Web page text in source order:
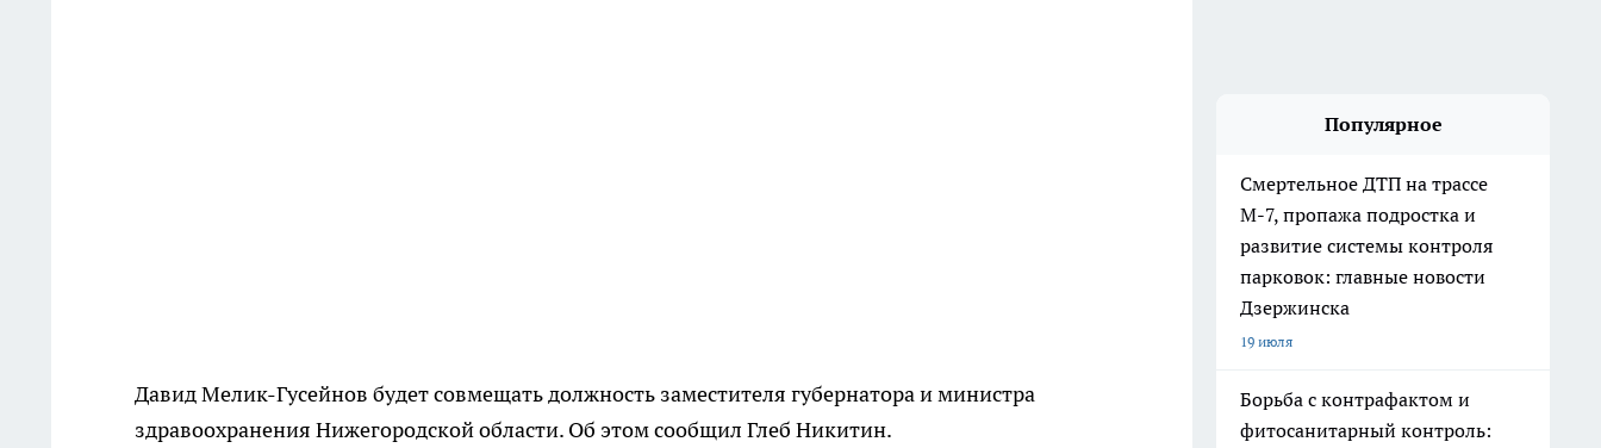
Давид Мелик-Гусейнов будет совмещать должность заместителя губернатора и министра
здравоохранения Нижегородской области. Об этом сообщил Глеб Никитин.
Популярное
Смертельное ДТП на трассе
М-7, пропажа подростка и
развитие системы контроля
парковок: главные новости
Дзержинска
19 июля
Борьба с контрафактом и
фитосанитарный контроль: